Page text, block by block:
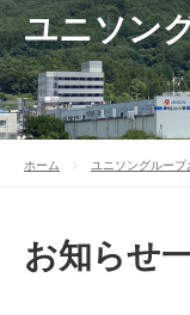
ユニソン
ホーム ユニソングループ
お知らせ